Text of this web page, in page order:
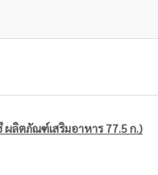
ผลิตภัณฑ์เสริมอาหาร 77.5 ก.)